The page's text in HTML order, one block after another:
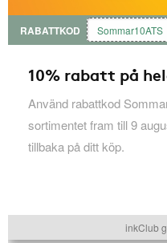
RABATTKOD Sommar10ATS
10% rabatt på
Använd rabattkod
sortimentet fram till 9
tillbaka på ditt köp.
inkClub